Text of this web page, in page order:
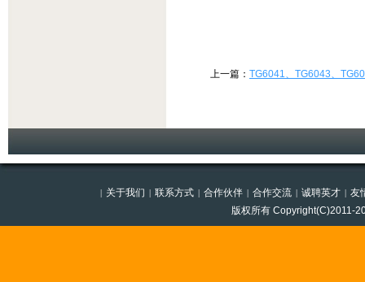
上一篇： TG6041、TG6043、
| 关于我们 | 联系方式 | 合作伙伴 | 合作交流 | 诚聘英才 | 友
版权所有 Copyright(C)2011-